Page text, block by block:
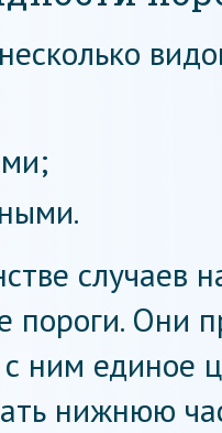
случаев
пороги. Они
с ним единое
нижнюю